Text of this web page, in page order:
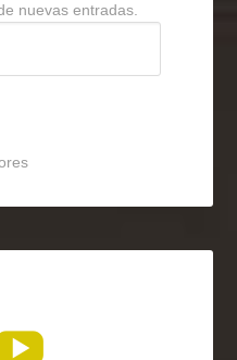
nuevas entradas.